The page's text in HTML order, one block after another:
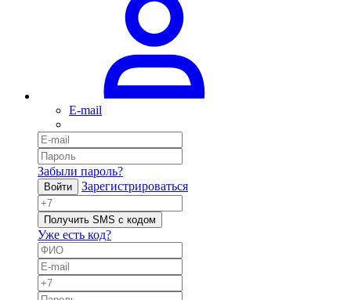
E-mail
Забыли пароль?
Войти Зарегистрироваться
Получить SMS с кодом
Уже есть код?